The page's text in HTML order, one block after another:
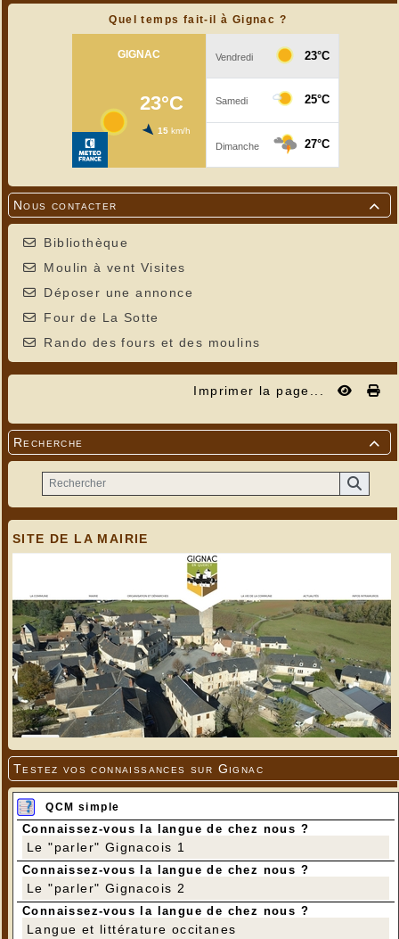
Quel temps fait-il à Gignac ?

Nous contacter
Bibliothèque
Moulin à vent Visites
Déposer une annonce
Four de La Sotte
Rando des fours et des moulins
Imprimer la page...

Recherche
SITE DE LA MAIRIE
Testez vos connaissances sur Gignac
QCM simple
Connaissez-vous la langue de chez nous ?
Le "parler" Gignacois 1
Connaissez-vous la langue de chez nous ?
Le "parler" Gignacois 2
Connaissez-vous la langue de chez nous ?
Langue et littérature occitanes